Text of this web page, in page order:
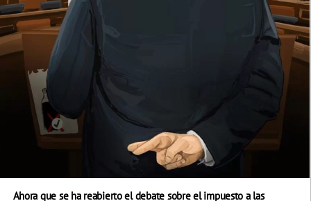
Ahora que se ha reabierto el debate sobre el impuesto a las